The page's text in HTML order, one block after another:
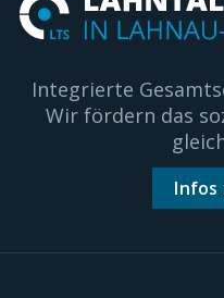
Integrierte
Wir fördern das
Infos